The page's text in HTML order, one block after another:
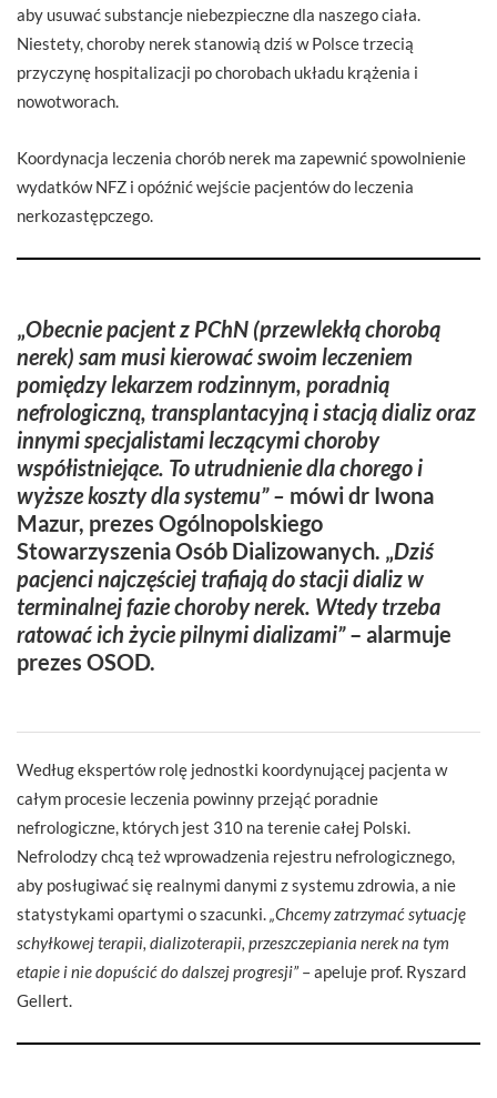
aby usuwać substancje niebezpieczne dla naszego ciała.
Niestety, choroby nerek stanowią dziś w Polsce trzecią
przyczynę hospitalizacji po chorobach układu krążenia i
nowotworach.
Koordynacja leczenia chorób nerek ma zapewnić spowolnienie
wydatków NFZ i opóźnić wejście pacjentów do leczenia
nerkozastępczego.
„Obecnie pacjent z PChN (przewlekłą chorobą
nerek) sam musi kierować swoim leczeniem
pomiędzy lekarzem rodzinnym, poradnią
nefrologiczną, transplantacyjną i stacją dializ oraz
innymi specjalistami leczącymi choroby
współistniejące. To utrudnienie dla chorego i
wyższe koszty dla systemu” – mówi dr Iwona
Mazur, prezes Ogólnopolskiego
Stowarzyszenia Osób Dializowanych. „Dziś
pacjenci najczęściej trafiają do stacji dializ w
terminalnej fazie choroby nerek. Wtedy trzeba
ratować ich życie pilnymi dializami”– alarmuje
prezes OSOD.
Według ekspertów rolę jednostki koordynującej pacjenta w
całym procesie leczenia powinny przejąć poradnie
nefrologiczne, których jest 310 na terenie całej Polski.
Nefrolodzy chcą też wprowadzenia rejestru nefrologicznego,
aby posługiwać się realnymi danymi z systemu zdrowia, a nie
statystykami opartymi o szacunki.
„Chcemy zatrzymać sytuację
schyłkowej terapii, dializoterapii, przeszczepiania nerek na tym
etapie i nie dopuścić do dalszej progresji”– apeluje prof. Ryszard
Gellert.